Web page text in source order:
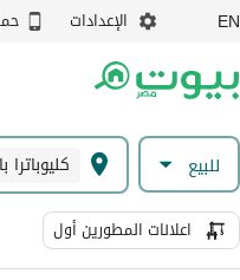
EN الإعدادات
للبيع كليوباترا
اعلانات المطورين أول